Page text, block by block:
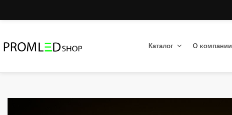
Каталог О компании